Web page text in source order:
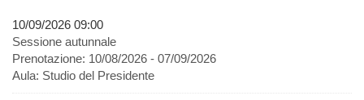
10/09/2026 09:00
Sessione autunnale
Prenotazione: 10/08/2026 - 07/09/2026
Aula: Studio del Presidente